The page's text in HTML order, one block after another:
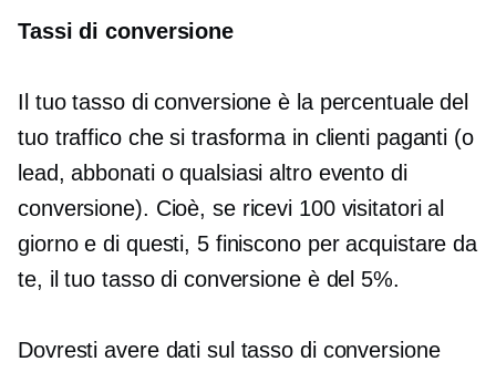
Tassi di conversione
Il tuo tasso di conversione è la percentuale del
tuo traffico che si trasforma in clienti paganti (o
lead, abbonati o qualsiasi altro evento di
conversione). Cioè, se ricevi 100 visitatori al
giorno e di questi, 5 finiscono per acquistare da
te, il tuo tasso di conversione è del 5%.
Dovresti avere dati sul tasso di conversione